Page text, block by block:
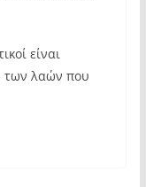
είναι
των λαών που